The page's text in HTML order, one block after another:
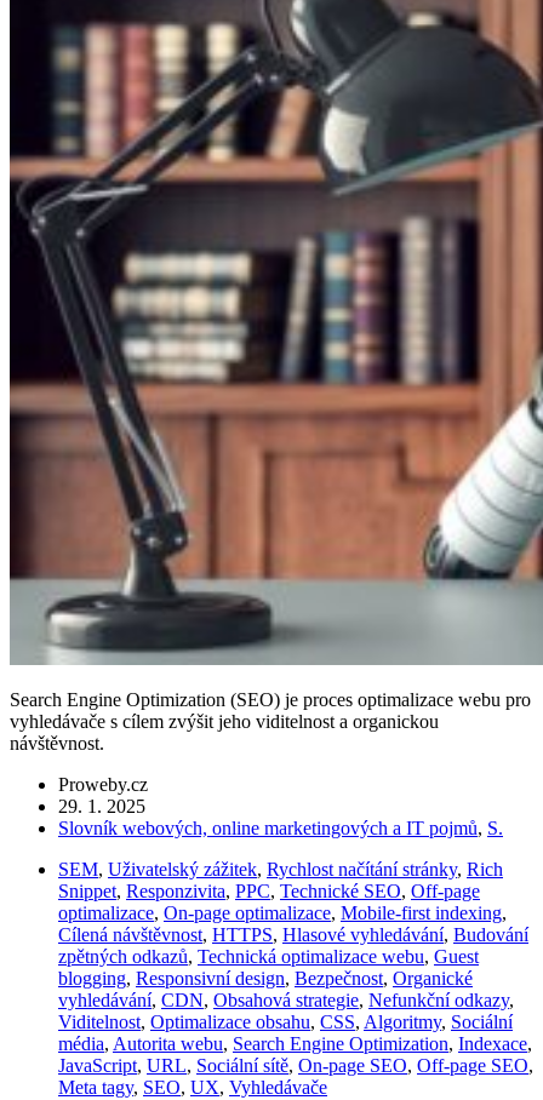
Search Engine Optimization (SEO) je proces optimalizace webu pro
vyhledávače s cílem zvýšit jeho viditelnost a organickou
návštěvnost.
Proweby.cz
29. 1. 2025
Slovník webových, online marketingových a IT pojmů, S.
SEM, Uživatelský zážitek, Rychlost načítání stránky, Rich
Snippet, Responzivita, PPC, Technické SEO, Off-page
optimalizace, On-page optimalizace, Mobile-first indexing,
Cílená návštěvnost, HTTPS, Hlasové vyhledávání, Budování
zpětných odkazů, Technická optimalizace webu, Guest
blogging, Responsivní design, Bezpečnost, Organické
vyhledávání, CDN, Obsahová strategie, Nefunkční odkazy,
Viditelnost, Optimalizace obsahu, CSS, Algoritmy, Sociální
média, Autorita webu, Search Engine Optimization, Indexace,
JavaScript, URL, Sociální sítě, On-page SEO, Off-page SEO,
Meta tagy, SEO, UX, Vyhledávače